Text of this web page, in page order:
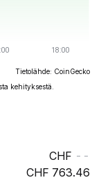
Tietolähde: CoinGecko
kehityksestä.
--
763.46